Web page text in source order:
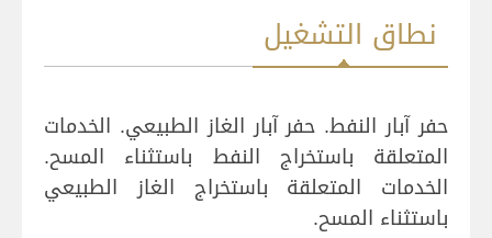
نطاق التشغيل
حفر آبار النفط. حفر آبار الغاز الطبيعي. الخدمات
المتعلقة باستخراج النفط باستثناء المسح.
الخدمات المتعلقة باستخراج الغاز الطبيعي
باستثناء المسح.